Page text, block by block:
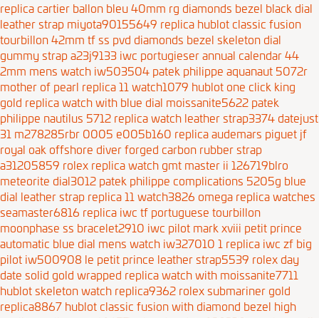
replica cartier ballon bleu 40mm rg diamonds bezel black dial
leather strap miyota90155649 replica hublot classic fusion
tourbillon 42mm tf ss pvd diamonds bezel skeleton dial
gummy strap a23j9133 iwc portugieser annual calendar 44
2mm mens watch iw503504 patek philippe aquanaut 5072r
mother of pearl replica 11 watch1079 hublot one click king
gold replica watch with blue dial moissanite5622 patek
philippe nautilus 5712 replica watch leather strap3374 datejust
31 m278285rbr 0005 e005b160 replica audemars piguet jf
royal oak offshore diver forged carbon rubber strap
a31205859 rolex replica watch gmt master ii 126719blro
meteorite dial3012 patek philippe complications 5205g blue
dial leather strap replica 11 watch3826 omega replica watches
seamaster6816 replica iwc tf portuguese tourbillon
moonphase ss bracelet2910 iwc pilot mark xviii petit prince
automatic blue dial mens watch iw327010 1 replica iwc zf big
pilot iw500908 le petit prince leather strap5539 rolex day
date solid gold wrapped replica watch with moissanite7711
hublot skeleton watch replica9362 rolex submariner gold
replica8867 hublot classic fusion with diamond bezel high